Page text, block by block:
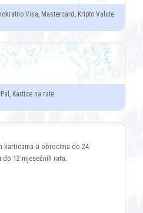
Visa, Mastercard, Kripto Valute
Kartice na rate
karticama u obrocima do 24
do 12 mjesečnih rata.